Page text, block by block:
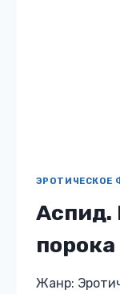
ЭРОТИЧЕСКОЕ
Аспид.
порока
Жанр: